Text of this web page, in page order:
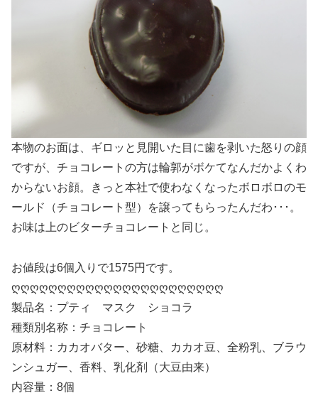
本物のお面は、ギロッと見開いた目に歯を剥いた怒りの顔
ですが、チョコレートの方は輪郭がボケてなんだかよくわ
からないお顔。きっと本社で使わなくなったボロボロのモ
ールド（チョコレート型）を譲ってもらったんだわ･･･。
お味は上のビターチョコレートと同じ。
お値段は6個入りで1575円です。
ღღღღღღღღღღღღღღღღღღღღღღღ
製品名：プティ マスク ショコラ
種類別名称：チョコレート
原材料：カカオバター、砂糖、カカオ豆、全粉乳、ブラウ
ンシュガー、香料、乳化剤（大豆由来）
内容量：8個